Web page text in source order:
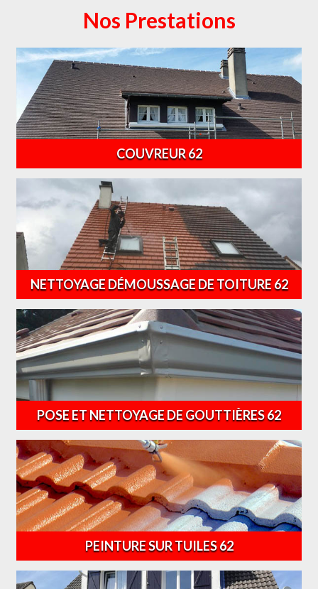
Nos Prestations
COUVREUR 62
NETTOYAGE DÉMOUSSAGE DE TOITURE 62
POSE ET NETTOYAGE DE GOUTTIÈRES 62
PEINTURE SUR TUILES 62